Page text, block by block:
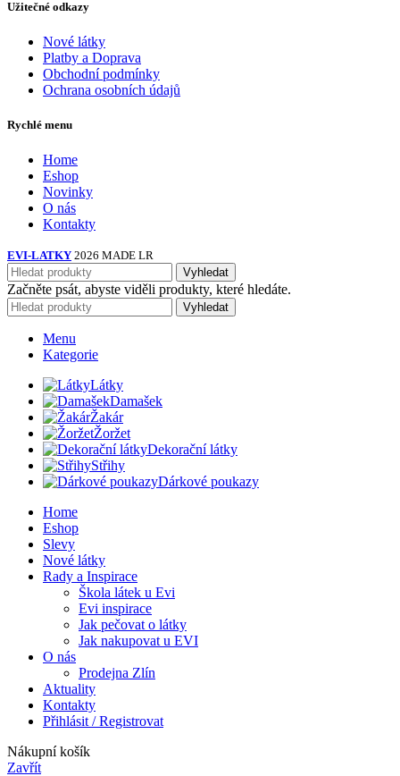
Užitečné odkazy
Nové látky
Platby a Doprava
Obchodní podmínky
Ochrana osobních údajů
Rychlé menu
Home
Eshop
Novinky
O nás
Kontakty
EVI-LATKY 2026 MADE LR
Vyhledat
Začněte psát, abyste viděli produkty, které hledáte.
Vyhledat
Menu
Kategorie
Látky
Damašek
Žakár
Žoržet
Dekorační látky
Střihy
Dárkové poukazy
Home
Eshop
Slevy
Nové látky
Rady a Inspirace
Škola látek u Evi
Evi inspirace
Jak pečovat o látky
Jak nakupovat u EVI
O nás
Prodejna Zlín
Aktuality
Kontakty
Přihlásit / Registrovat
Nákupní košík
Zavřít